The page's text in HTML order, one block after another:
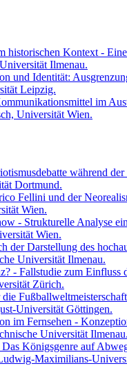
historischen Kontext -
Ilmenau.
und Identität:
Leipzig.
im
Universität Wien.
während
Dortmund.
Fellini und der
Wien.
- Strukturelle Analyse
Wien.
der Darstellung des
Universität Ilmenau.
- Fallstudie zum
Zürich.
Universität Göttingen.
im Fernsehen -
Universität Ilmenau.
Königsgenre auf
Maximilians-